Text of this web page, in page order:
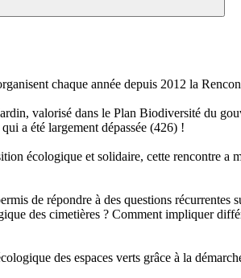
chaque année depuis 2012 la
valorisé dans le Plan Biodiversité du
a été largement dépassée (426) !
écologique et solidaire, cette rencontre a
de répondre à des questions
des cimetières ? Comment impliquer
des espaces verts grâce à la